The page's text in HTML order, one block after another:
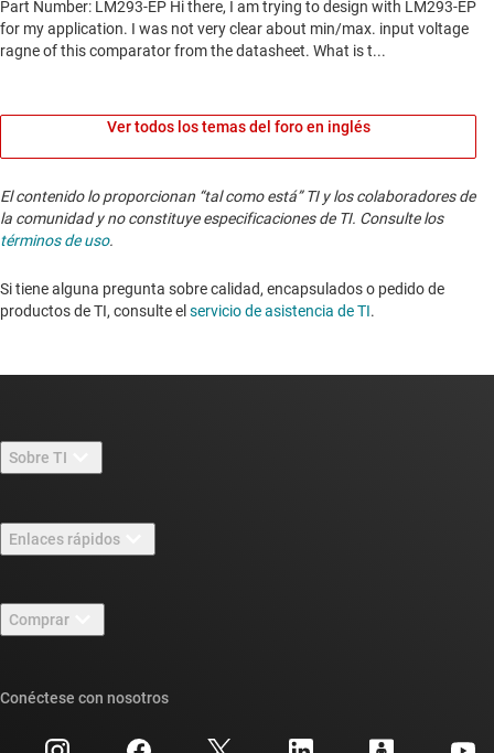
Ver todos los temas del foro en inglés
El contenido lo proporcionan “tal como está” TI y los colaboradores de
la comunidad y no constituye especificaciones de TI. Consulte los
términos de uso.
Si tiene alguna pregunta sobre calidad, encapsulados o pedido de
productos de TI, consulte el servicio de asistencia de TI. ​​​​​​​​​​​​​​
Sobre TI
Carreras laborales
Sala de redacción
Eventos
Enlaces rápidos
Foros de soporte de diseño de TI E2E™
Búsqueda de referencias cruzadas
Centro de atención al cliente
Comprar
Conéctese con nosotros